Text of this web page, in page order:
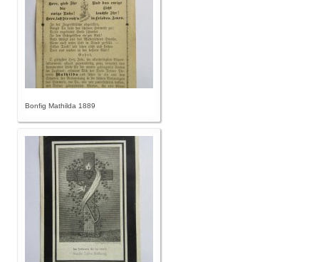
Bonfig Mathilda 1889